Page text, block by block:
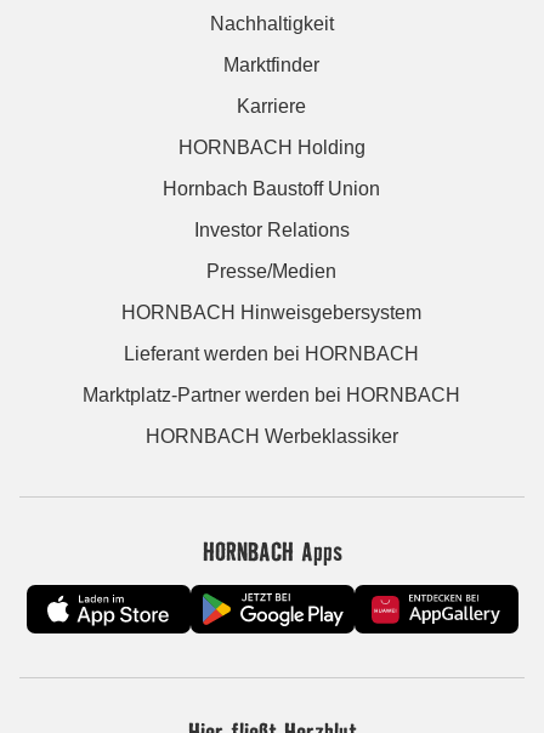
Nachhaltigkeit
Marktfinder
Karriere
HORNBACH Holding
Hornbach Baustoff Union
Investor Relations
Presse/Medien
HORNBACH Hinweisgebersystem
Lieferant werden bei HORNBACH
Marktplatz-Partner werden bei HORNBACH
HORNBACH Werbeklassiker
HORNBACH Apps